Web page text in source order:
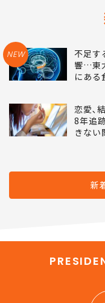
NEW
不足す
響…東
にある
恋愛､
8年追
きない
新